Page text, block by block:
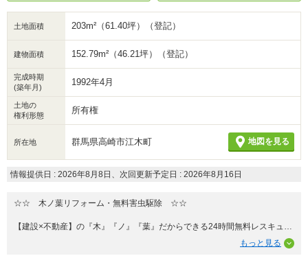
土地面積 203m²（61.40坪）（登記）
建物面積 152.79m²（46.21坪）（登記）
完成時期
(築年月)
1992年4月
土地の
権利形態
所有権
所在地 群馬県高崎市江木町 地図を見る
情報提供日 : 2026年8月8日、次回更新予定日 : 2026年8月16日
☆☆ 木ノ葉リフォーム・無料害虫駆除 ☆☆
【建設×不動産】の『木』『ノ』『葉』だからできる24時間無料レスキュ